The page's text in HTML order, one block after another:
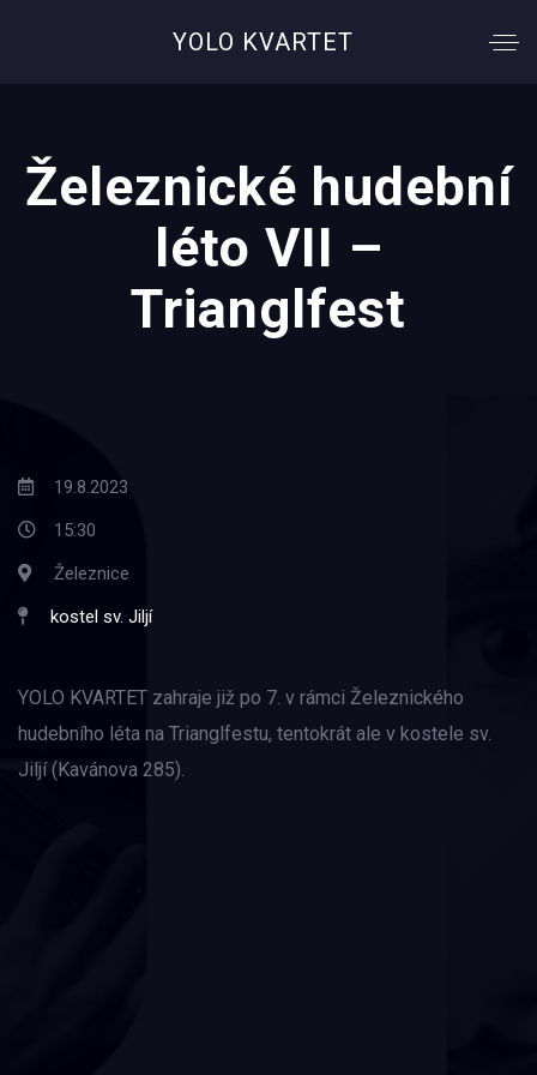
YOLO KVARTET
Železnické hudební
léto VII –
Trianglfest
19.8.2023
15:30
Železnice
kostel sv. Jiljí
YOLO KVARTET zahraje již po 7. v rámci Železnického
hudebního léta na Trianglfestu, tentokrát ale v kostele sv.
Jiljí (Kavánova 285).